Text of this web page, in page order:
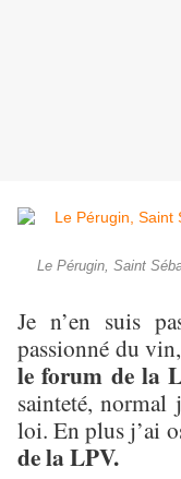
Le Pérugin, Saint
Je n’en suis
passionné du
le forum de la
sainteté, normal
loi. En plus j’ai
de la LPV.